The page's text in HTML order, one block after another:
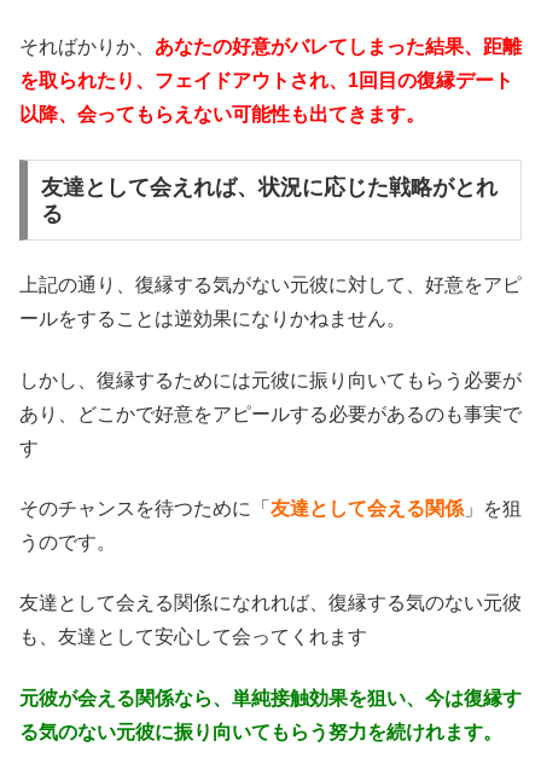
そればかりか、 あなたの好意がバレてしまった結果、距離
を取られたり、フェイドアウトされ、1回目の復縁デート
以降、会ってもらえない可能性も出てきます。
友達として会えれば、状況に応じた戦略がとれ
る
上記の通り、復縁する気がない元彼に対して、好意をアピ
ールをすることは逆効果になりかねません。
しかし、復縁するためには元彼に振り向いてもらう必要が
あり、どこかで好意をアピールする必要があるのも事実で
す
そのチャンスを待つために「 友達として会える関係 」を狙
うのです。
友達として会える関係になれれば、復縁する気のない元彼
も、友達として安心して会ってくれます
元彼が会える関係なら、単純接触効果を狙い、今は復縁す
る気のない元彼に振り向いてもらう努力を続けれます。